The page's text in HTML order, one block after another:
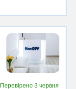
Перевірено 3 червня